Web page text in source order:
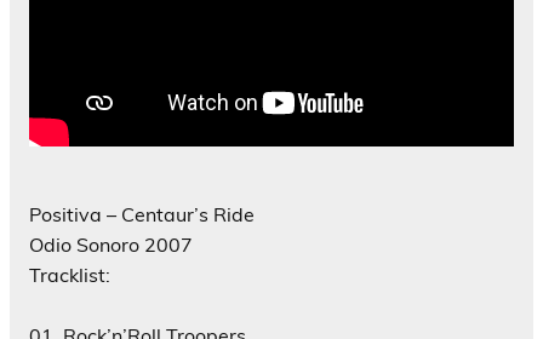
Positiva – Centaur’s Ride
Odio Sonoro 2007
Tracklist: